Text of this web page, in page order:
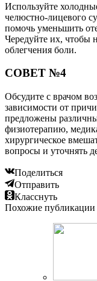
Используйте
челюстно-лицевого
помочь уменьшить
Чередуйте их, чтобы
облегчения боли.
СОВЕТ №4
Обсудите с врачом
зависимости от
предложены
физиотерапию,
хирургическое
вопросы и уточнять
Поделиться
Отправить
Класснуть
Похожие публикации